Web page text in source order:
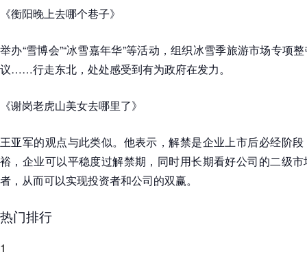
《衡阳晚上去哪个巷子》
举办“雪博会”“冰雪嘉年华”等活动，组织冰雪季旅游市场专项
议……行走东北，处处感受到有为政府在发力。
《谢岗老虎山美女去哪里了》
王亚军的观点与此类似。他表示，解禁是企业上市后必经阶
裕，企业可以平稳度过解禁期，同时用长期看好公司的二级
者，从而可以实现投资者和公司的双赢。
热门排行
1